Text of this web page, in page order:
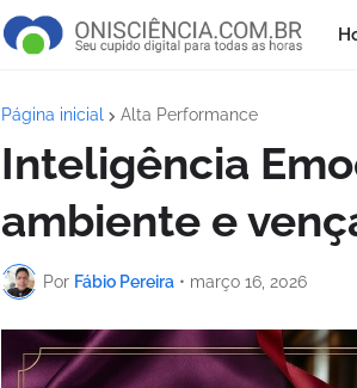
Página inicial Alta Performance
Inteligência
ambiente e
Por Fábio Pereira • março 16, 2026